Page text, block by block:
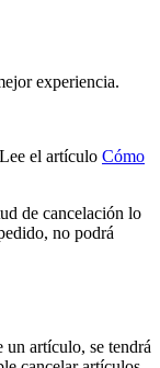
experiencia.
el artículo Cómo
de cancelación lo
no podrá
un artículo, se tendrá